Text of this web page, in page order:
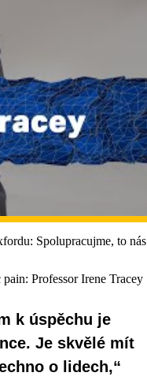
Spolupracujme, to nás
Professor Irene Tracey
k úspěchu je
Je skvělé mít
o lidech,“